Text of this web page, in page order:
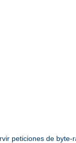
peticiones de